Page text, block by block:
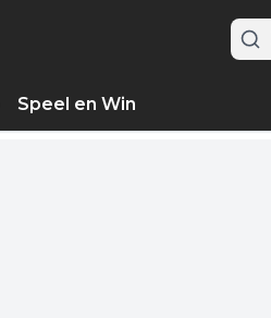
Speel en Win